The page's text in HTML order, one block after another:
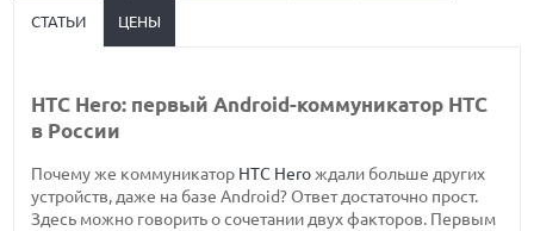
СТАТЬИ ЦЕНЫ
HTC Hero: первый Android-коммуникатор HTC
в России
Почему же коммуникатор HTC Heroждали больше других
устройств, даже на базе Android? Ответ достаточно прост.
Здесь можно говорить о сочетании двух факторов. Первым